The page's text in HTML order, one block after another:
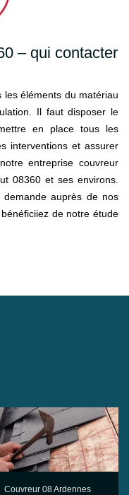
– qui contacter
éléments du matériau
Il faut disposer le
en place tous les
interventions et assurer
entreprise couvreur
08360 et ses environs.
auprès de nos
de notre étude
Couvreur 08 Ardennes